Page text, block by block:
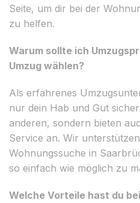
Seite, um dir bei der
zu helfen.
Warum sollte ich
Umzug wählen?
Als erfahrenes
nur dein Hab und Gut
anderen, sondern bieten
Service an. Wir
Wohnungssuche in
so einfach wie möglich zu
Welche Vorteile hast du